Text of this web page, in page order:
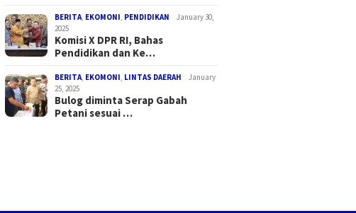
BERITA EKOMONI PENDIDIKAN
January 30,
2025
Komisi X DPR RI, Bahas
Pendidikan dan Ke…
BERITA EKOMONI LINTAS DAERAH
January
25, 2025
Bulog diminta Serap Gabah
Petani sesuai …